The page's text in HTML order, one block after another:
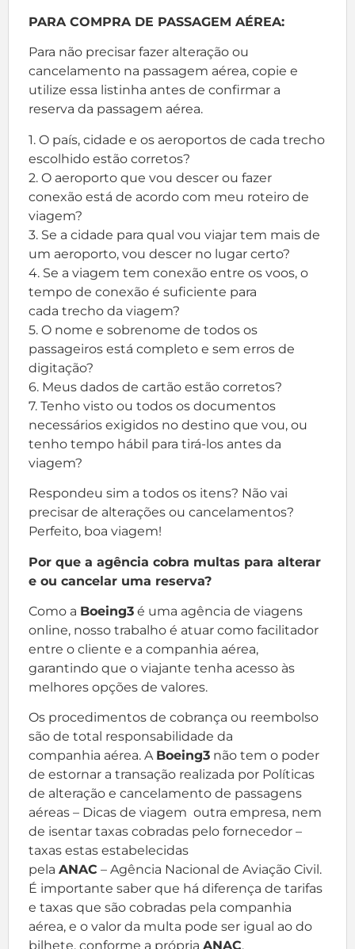
PARA COMPRA DE PASSAGEM AÉREA:
Para não precisar fazer alteração ou
cancelamento na passagem aérea, copie e
utilize essa listinha antes de confirmar a
reserva da passagem aérea.
1. O país, cidade e os aeroportos de cada trecho
escolhido estão corretos?
2. O aeroporto que vou descer ou fazer
conexão está de acordo com meu roteiro de
viagem?
3. Se a cidade para qual vou viajar tem mais de
um aeroporto, vou descer no lugar certo?
4. Se a viagem tem conexão entre os voos, o
tempo de conexão é suficiente para
cada trecho da viagem?
5. O nome e sobrenome de todos os
passageiros está completo e sem erros de
digitação?
6. Meus dados de cartão estão corretos?
7. Tenho visto ou todos os documentos
necessários exigidos no destino que vou, ou
tenho tempo hábil para tirá-los antes da
viagem?
Respondeu sim a todos os itens? Não vai
precisar de alterações ou cancelamentos?
Perfeito, boa viagem!
Por que a agência cobra multas para alterar
e ou cancelar uma reserva?
Como a Boeing3 é uma agência de viagens
online, nosso trabalho é atuar como facilitador
entre o cliente e a companhia aérea,
garantindo que o viajante tenha acesso às
melhores opções de valores.
Os procedimentos de cobrança ou reembolso
são de total responsabilidade da
companhia aérea. A Boeing3 não tem o poder
de estornar a transação realizada por Políticas
de alteração e cancelamento de passagens
aéreas – Dicas de viagem outra empresa, nem
de isentar taxas cobradas pelo fornecedor –
taxas estas estabelecidas
pela ANAC – Agência Nacional de Aviação Civil.
É importante saber que há diferença de tarifas
e taxas que são cobradas pela companhia
aérea, e o valor da multa pode ser igual ao do
bilhete, conforme a própria ANAC.